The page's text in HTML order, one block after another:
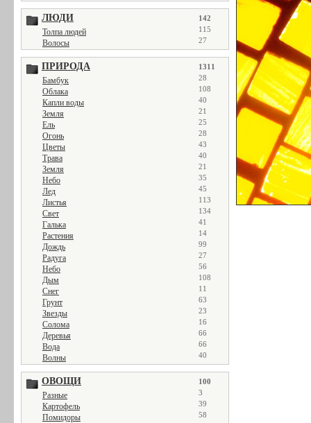
ЛЮДИ 142
Толпа людей 115
Волосы 27
ПРИРОДА 1311
Бамбук 28
Облака 108
Капли воды 40
Земля 21
Ель 25
Огонь 28
Цветы 43
Трава 40
Земля 21
Небо 35
Лед 45
Листья 113
Свет 134
Галька 41
Растения 14
Дождь 99
Радуга 27
Небо 56
Дым 108
Снег 11
Грунт 63
Звезды 23
Солома 16
Деревья 66
Вода 66
Волны 40
ОВОЩИ 100
Разные 3
Картофель 39
Помидоры 58